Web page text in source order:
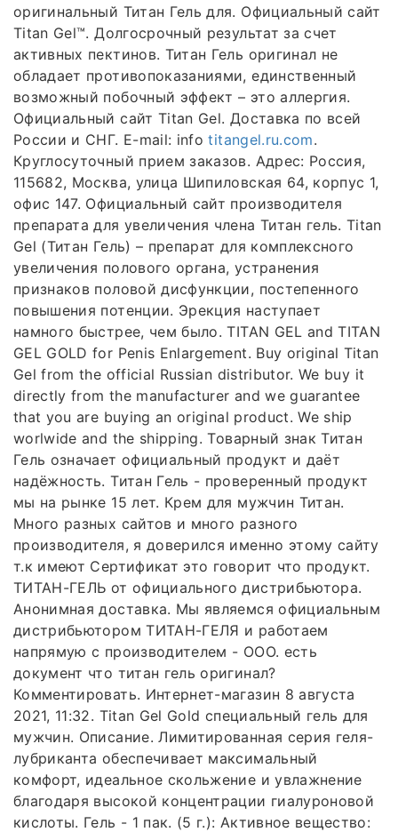
оригинальный Титан Гель для. Официальный сайт
Titan Gel™. Долгосрочный результат за счет
активных пектинов. Титан Гель оригинал не
обладает противопоказаниями, единственный
возможный побочный эффект – это аллергия.
Официальный сайт Titan Gel. Доставка по всей
России и СНГ. E-mail: infotitangel.ru.com.
Круглосуточный прием заказов. Адрес: Россия,
115682, Москва, улица Шипиловская 64, корпус 1,
офис 147. Официальный сайт производителя
препарата для увеличения члена Титан гель. Titan
Gel (Титан Гель) – препарат для комплексного
увеличения полового органа, устранения
признаков половой дисфункции, постепенного
повышения потенции. Эрекция наступает
намного быстрее, чем было. TITAN GEL and TITAN
GEL GOLD for Penis Enlargement. Buy original Titan
Gel from the official Russian distributor. We buy it
directly from the manufacturer and we guarantee
that you are buying an original product. We ship
worlwide and the shipping. Товарный знак Титан
Гель означает официальный продукт и даёт
надёжность. Титан Гель - проверенный продукт
мы на рынке 15 лет. Крем для мужчин Титан.
Много разных сайтов и много разного
производителя, я доверился именно этому сайту
т.к имеют Сертификат это говорит что продукт.
ТИТАН-ГЕЛЬ от официального дистрибьютора.
Анонимная доставка. Мы являемся официальным
дистрибьютором ТИТАН-ГЕЛЯ и работаем
напрямую с производителем - ООО. есть
документ что титан гель оригинал?
Комментировать. Интернет-магазин 8 августа
2021, 11:32. Titan Gel Gold специальный гель для
мужчин. Описание. Лимитированная серия геля-
лубриканта обеспечивает максимальный
комфорт, идеальное скольжение и увлажнение
благодаря высокой концентрации гиалуроновой
кислоты. Гель - 1 пак. (5 г.): Активное вещество: